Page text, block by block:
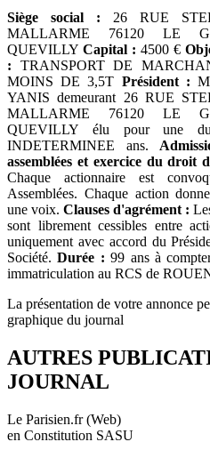
Siège social : 26 RUE
MALLARME 76120 LE
QUEVILLY Capital : 4500 €
: TRANSPORT DE
MOINS DE 3,5T Président :
YANIS demeurant 26 RUE
MALLARME 76120 LE
QUEVILLY élu pour une
INDETERMINEE ans.
assemblées et exercice du droit
Chaque actionnaire est
Assemblées. Chaque action
une voix. Clauses d'agrément :
sont librement cessibles entre
uniquement avec accord du
Société.Durée : 99 ans à
immatriculation au RCS de
La présentation de votre annonce
graphique du journal
AUTRES
JOURNAL
Le Parisien.fr (Web)
en Constitution SASU